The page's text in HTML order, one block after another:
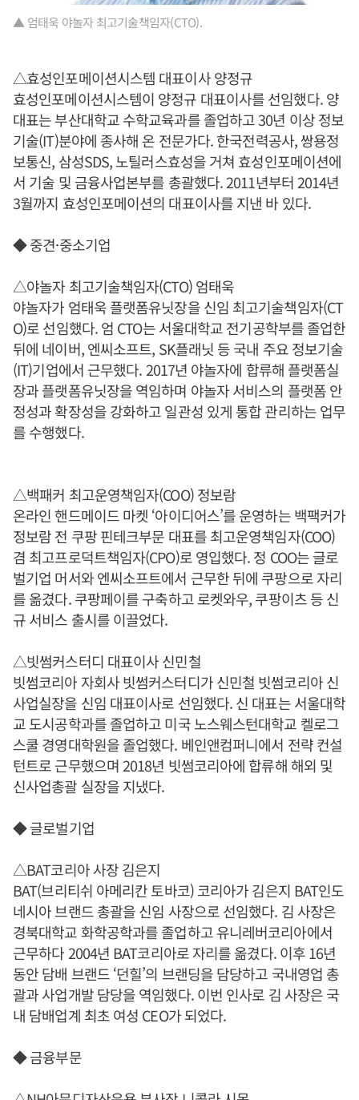
▲ 엄태욱 야놀자 최고기술책임자(CTO).
△효성인포메이션시스템 대표이사 양정규
효성인포메이션시스템이 양정규 대표이사를 선임했다. 양
대표는 부산대학교 수학교육과를 졸업하고 30년 이상 정보
기술(IT)분야에 종사해 온 전문가다. 한국전력공사, 쌍용정
보통신, 삼성SDS, 노틸러스효성을 거쳐 효성인포메이션에
서 기술 및 금융사업본부를 총괄했다. 2011년부터 2014년
3월까지 효성인포메이션의 대표이사를 지낸 바 있다.
◆ 중견·중소기업
△야놀자 최고기술책임자(CTO) 엄태욱
야놀자가 엄태욱 플랫폼유닛장을 신임 최고기술책임자(CT
O)로 선임했다. 엄 CTO는 서울대학교 전기공학부를 졸업한
뒤에 네이버, 엔씨소프트, SK플래닛 등 국내 주요 정보기술
(IT)기업에서 근무했다. 2017년 야놀자에 합류해 플랫폼실
장과 플랫폼유닛장을 역임하며 야놀자 서비스의 플랫폼 안
정성과 확장성을 강화하고 일관성 있게 통합 관리하는 업무
를 수행했다.
△백패커 최고운영책임자(COO) 정보람
온라인 핸드메이드 마켓 ‘아이디어스’를 운영하는 백팩커가
정보람 전 쿠팡 핀테크부문 대표를 최고운영책임자(COO)
겸 최고프로덕트책임자(CPO)로 영입했다. 정 COO는 글로
벌기업 머서와 엔씨소프트에서 근무한 뒤에 쿠팡으로 자리
를 옮겼다. 쿠팡페이를 구축하고 로켓와우, 쿠팡이츠 등 신
규 서비스 출시를 이끌었다.
△빗썸커스터디 대표이사 신민철
빗썸코리아 자회사 빗썸커스터디가 신민철 빗썸코리아 신
사업실장을 신임 대표이사로 선임했다. 신 대표는 서울대학
교 도시공학과를 졸업하고 미국 노스웨스턴대학교 켈로그
스쿨 경영대학원을 졸업했다. 베인앤컴퍼니에서 전략 컨설
턴트로 근무했으며 2018년 빗썸코리아에 합류해 해외 및
신사업총괄 실장을 지냈다.
◆ 글로벌기업
△BAT코리아 사장 김은지
BAT(브리티쉬 아메리칸 토바코) 코리아가 김은지 BAT인도
네시아 브랜드 총괄을 신임 사장으로 선임했다. 김 사장은
경북대학교 화학공학과를 졸업하고 유니레버코리아에서
근무하다 2004년 BAT코리아로 자리를 옮겼다. 이후 16년
동안 담배 브랜드 ‘던힐’의 브랜딩을 담당하고 국내영업 총
괄과 사업개발 담당을 역임했다. 이번 인사로 김 사장은 국
내 담배업계 최초 여성 CEO가 되었다.
◆ 금융부문